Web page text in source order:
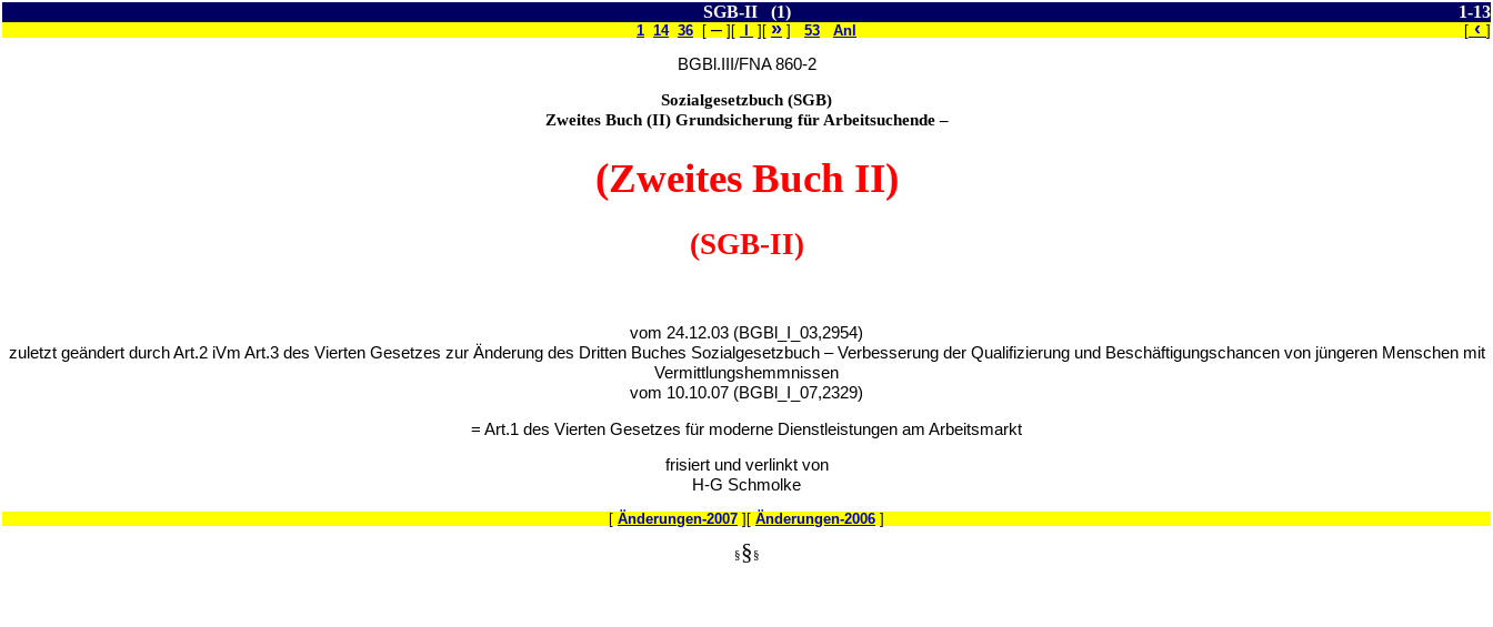
SGB-II (1) 1-13
1 14 36 [ – ][ ][ » ] 53 Anl [‹]
BGBl.III/FNA 860-2
Sozialgesetzbuch (SGB)
Zweites Buch (II) Grundsicherung für Arbeitsuchende –
(Zweites Buch II)
(SGB-II)
vom 24.12.03 (BGBl_I_03,2954)
zuletzt geändert durch Art.2 iVm Art.3 des Vierten Gesetzes zur Änderung des Dritten Buches Sozialgesetzbuch – Verbesserung der Qualifizierung und Beschäftigungschancen von jüngeren Menschen mit
Vermittlungshemmnissen
vom 10.10.07 (BGBl_I_07,2329)
= Art.1 des Vierten Gesetzes für moderne Dienstleistungen am Arbeitsmarkt
frisiert und verlinkt von
H-G Schmolke
[ Änderungen-2007 ][ Änderungen-2006 ]
§§ §